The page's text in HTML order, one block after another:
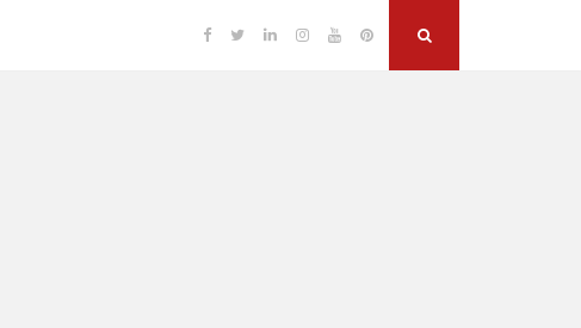
Facebook
TwitterLinkedinInstagram
YouTubePinterest